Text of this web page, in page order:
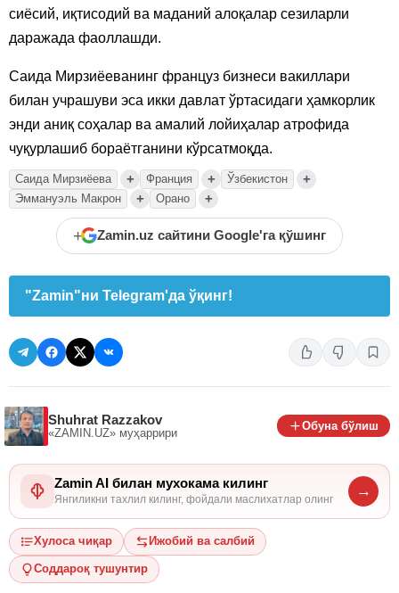
сиёсий, иқтисодий ва маданий алоқалар сезиларли
даражада фаоллашди.
Саида Мирзиёеванинг француз бизнеси вакиллари
билан учрашуви эса икки давлат ўртасидаги ҳамкорлик
энди аниқ соҳалар ва амалий лойиҳалар атрофида
чуқурлашиб бораётганини кўрсатмоқда.
Саида Мирзиёева + Франция + Ўзбекистон +
Эммануэль Макрон + Орано +
+ Zamin.uz сайтини Google'га қўшинг
"Zamin"ни Telegram'да ўқинг!
Shuhrat Razzakov
«ZAMIN.UZ» муҳаррири
Обуна бўлиш
Zamin AI билан мухокама килинг
Янгиликни тахлил килинг, фойдали маслихатлар олинг
→
Хулоса чиқар Ижобий ва салбий
Соддароқ тушунтир